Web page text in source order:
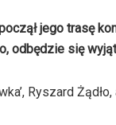
jego trasę
odbędzie się
Ryszard